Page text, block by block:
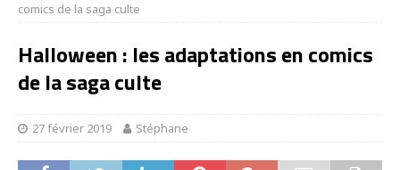
comics de la saga culte
Halloween : les adaptations en comics
de la saga culte
27 février 2019 Stéphane